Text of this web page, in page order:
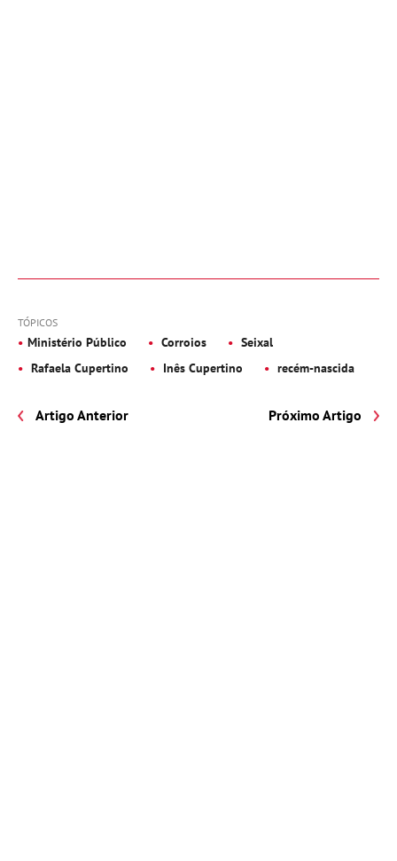
TÓPICOS
Ministério Público Corroios
Seixal
Rafaela Cupertino
Inês Cupertino recém-nascida
Artigo Anterior Próximo Artigo